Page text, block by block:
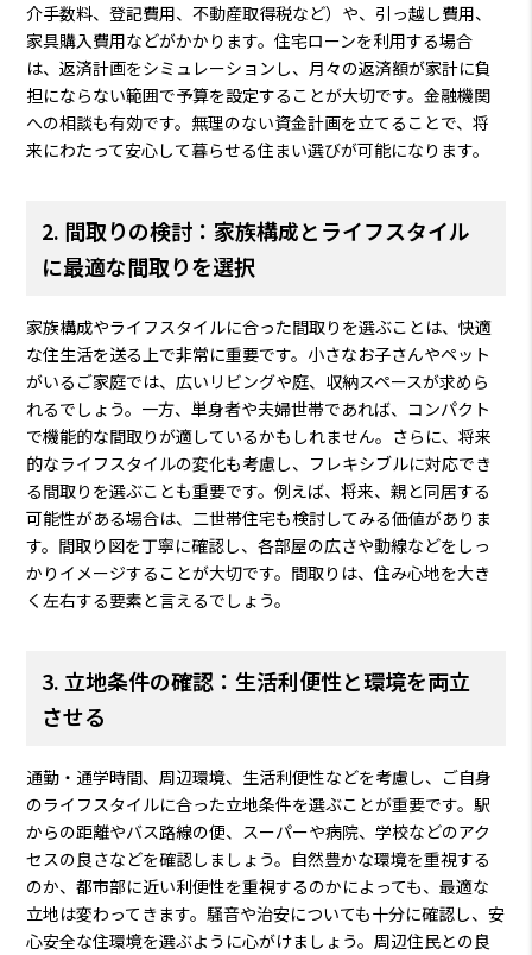
介手数料、登記費用、不動産取得税など）や、引っ越し費用、
家具購入費用などがかかります。住宅ローンを利用する場合
は、返済計画をシミュレーションし、月々の返済額が家計に負
担にならない範囲で予算を設定することが大切です。金融機関
への相談も有効です。無理のない資金計画を立てることで、将
来にわたって安心して暮らせる住まい選びが可能になります。
2. 間取りの検討：家族構成とライフスタイル
に最適な間取りを選択
家族構成やライフスタイルに合った間取りを選ぶことは、快適
な住生活を送る上で非常に重要です。小さなお子さんやペット
がいるご家庭では、広いリビングや庭、収納スペースが求めら
れるでしょう。一方、単身者や夫婦世帯であれば、コンパクト
で機能的な間取りが適しているかもしれません。さらに、将来
的なライフスタイルの変化も考慮し、フレキシブルに対応でき
る間取りを選ぶことも重要です。例えば、将来、親と同居する
可能性がある場合は、二世帯住宅も検討してみる価値がありま
す。間取り図を丁寧に確認し、各部屋の広さや動線などをしっ
かりイメージすることが大切です。間取りは、住み心地を大き
く左右する要素と言えるでしょう。
3. 立地条件の確認：生活利便性と環境を両立
させる
通勤・通学時間、周辺環境、生活利便性などを考慮し、ご自身
のライフスタイルに合った立地条件を選ぶことが重要です。駅
からの距離やバス路線の便、スーパーや病院、学校などのアク
セスの良さなどを確認しましょう。自然豊かな環境を重視する
のか、都市部に近い利便性を重視するのかによっても、最適な
立地は変わってきます。騒音や治安についても十分に確認し、安
心安全な住環境を選ぶように心がけましょう。周辺住民との良